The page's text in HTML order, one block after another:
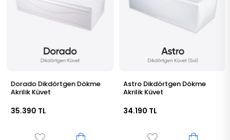
Dorado Dikdörtgen Dökme
Akrilik Küvet
35.390 TL
Astro Dikdörtgen Dökme
Akrilik Küvet
34.190 TL